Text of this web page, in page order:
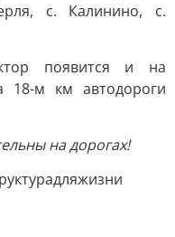
с. Калинино, с.
появится и на
18-м км автодороги
на дорогах!